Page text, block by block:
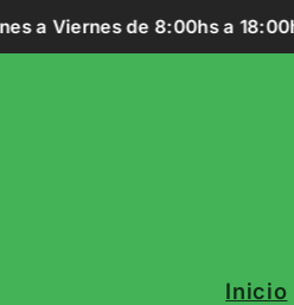
directamente
al contenido
a Viernes de 8:00hs a
Inicio